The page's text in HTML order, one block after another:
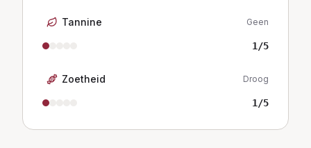
Tannine Geen
1 /5
Zoetheid Droog
1 /5